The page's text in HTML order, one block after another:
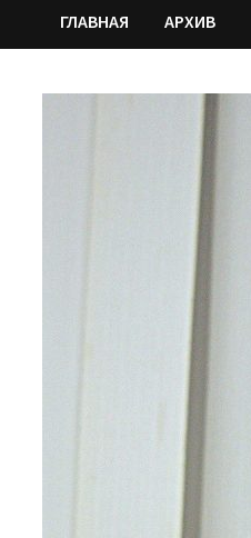
ГЛАВНАЯ АРХИВ